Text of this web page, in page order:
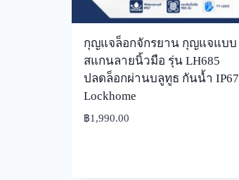
กุญแจล็อกจักรยาน กุญแจแบบ
สแกนลายนิ้วมือ รุ่น LH685
ปลดล็อกผ่านบลูทูธ กันน้ำ IP67
Lockhome
฿1,990.00